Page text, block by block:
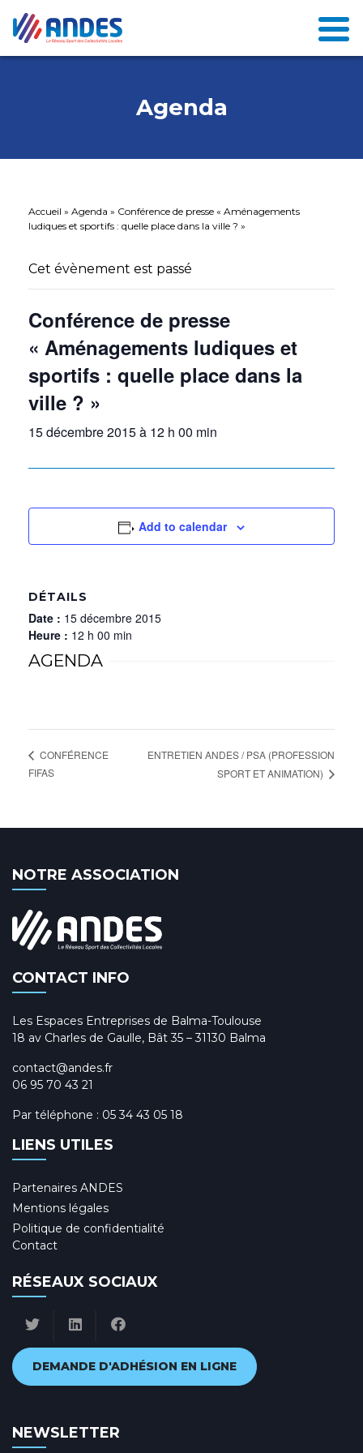
Agenda
Accueil » Agenda » Conférence de presse « Aménagements
ludiques et sportifs : quelle place dans la ville ? »
Cet évènement est passé
Conférence de presse
« Aménagements ludiques et
sportifs : quelle place dans la
ville ? »
15 décembre 2015 à 12 h 00 min
Add to calendar
DÉTAILS
Date : 15 décembre 2015
Heure : 12 h 00 min
AGENDA
CONFÉRENCE
FIFAS
ENTRETIEN ANDES / PSA (PROFESSION
SPORT ET ANIMATION)
NOTRE ASSOCIATION
CONTACT INFO
Les Espaces Entreprises de Balma-Toulouse
18 av Charles de Gaulle, Bât 35 – 31130 Balma
contact@andes.fr
06 95 70 43 21
Par téléphone : 05 34 43 05 18
LIENS UTILES
Partenaires ANDES
Mentions légales
Politique de confidentialité
Contact
RÉSEAUX SOCIAUX
DEMANDE D'ADHÉSION EN LIGNE
NEWSLETTER